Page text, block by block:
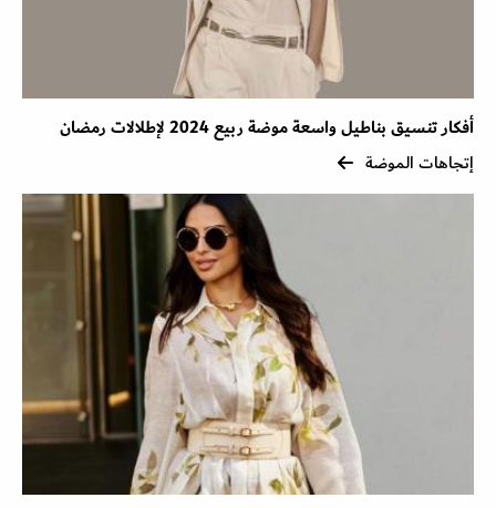
أفكار تنسيق بناطيل واسعة موضة ربيع 2024 لإطلالات رمضان
إتجاهات الموضة